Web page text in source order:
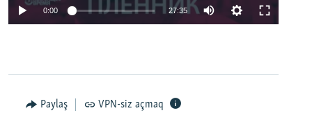
0:00 27:35
Paylaş VPN-siz açmaq